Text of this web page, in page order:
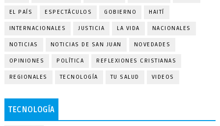
EL PAÍS ESPECTÁCULOS GOBIERNO HAITÍ
INTERNACIONALES JUSTICIA LA VIDA NACIONALES
NOTICIAS NOTICIAS DE SAN JUAN NOVEDADES
OPINIONES POLÍTICA REFLEXIONES CRISTIANAS
REGIONALES TECNOLOGÍA TU SALUD VIDEOS
TECNOLOGÍA